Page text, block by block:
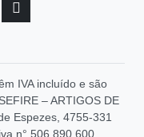
IVA incluído e são
– ARTIGOS DE
Espezes, 4755-331
n° 506 890 600.